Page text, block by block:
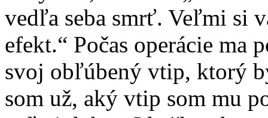
vedľa seba smrť. Veľmi si
efekt.“ Počas operácie ma
svoj obľúbený vtip, ktorý
som už, aký vtip som mu